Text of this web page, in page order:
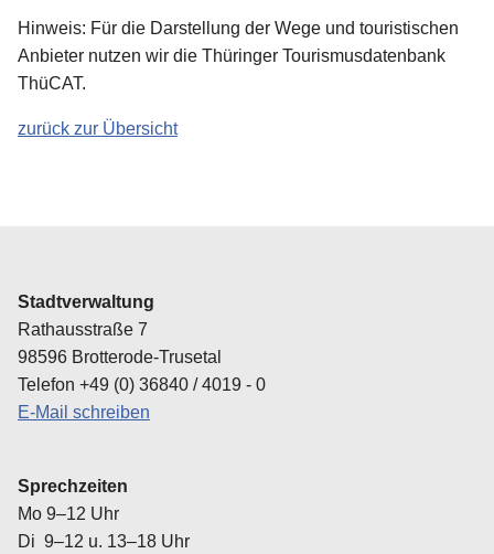
Hinweis: Für die Darstellung der Wege und touristischen
Anbieter nutzen wir die Thüringer Tourismusdatenbank
ThüCAT.
zurück zur Übersicht
Stadtverwaltung
Rathausstraße 7
98596 Brotterode-Trusetal
Telefon +49 (0) 36840 / 4019 - 0
E-Mail schreiben
Sprechzeiten
Mo 9–12 Uhr
Di 9–12 u. 13–18 Uhr